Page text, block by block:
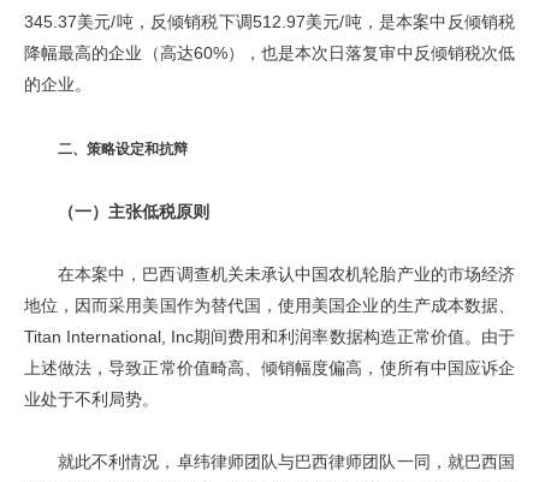
345.37美元/吨，反倾销税下调512.97美元/吨，是本案中反倾销税
降幅最高的企业（高达60%），也是本次日落复审中反倾销税次低
的企业。
二、策略设定和抗辩
（一）主张低税原则
在本案中，巴西调查机关未承认中国农机轮胎产业的市场经济
地位，因而采用美国作为替代国，使用美国企业的生产成本数据、
Titan International, Inc期间费用和利润率数据构造正常价值。由于
上述做法，导致正常价值畸高、倾销幅度偏高，使所有中国应诉企
业处于不利局势。
就此不利情况，卓纬律师团队与巴西律师团队一同，就巴西国